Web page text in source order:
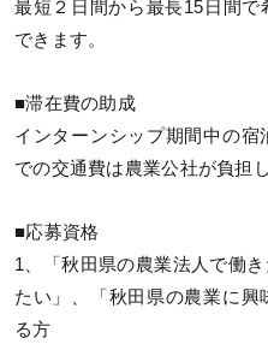
最短２日間から最長15日間
できます。
■滞在費の助成
インターンシップ期間中の宿
での交通費は農業公社が負担し
■応募資格
1、「秋田県の農業法人で働
たい」、「秋田県の農業に
る方